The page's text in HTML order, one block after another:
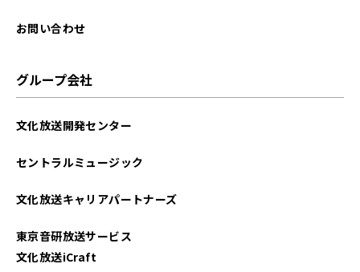
お問い合わせ
グループ会社
文化放送開発センター
セントラルミュージック
文化放送キャリアパートナーズ
東京音研放送サービス
文化放送iCraft